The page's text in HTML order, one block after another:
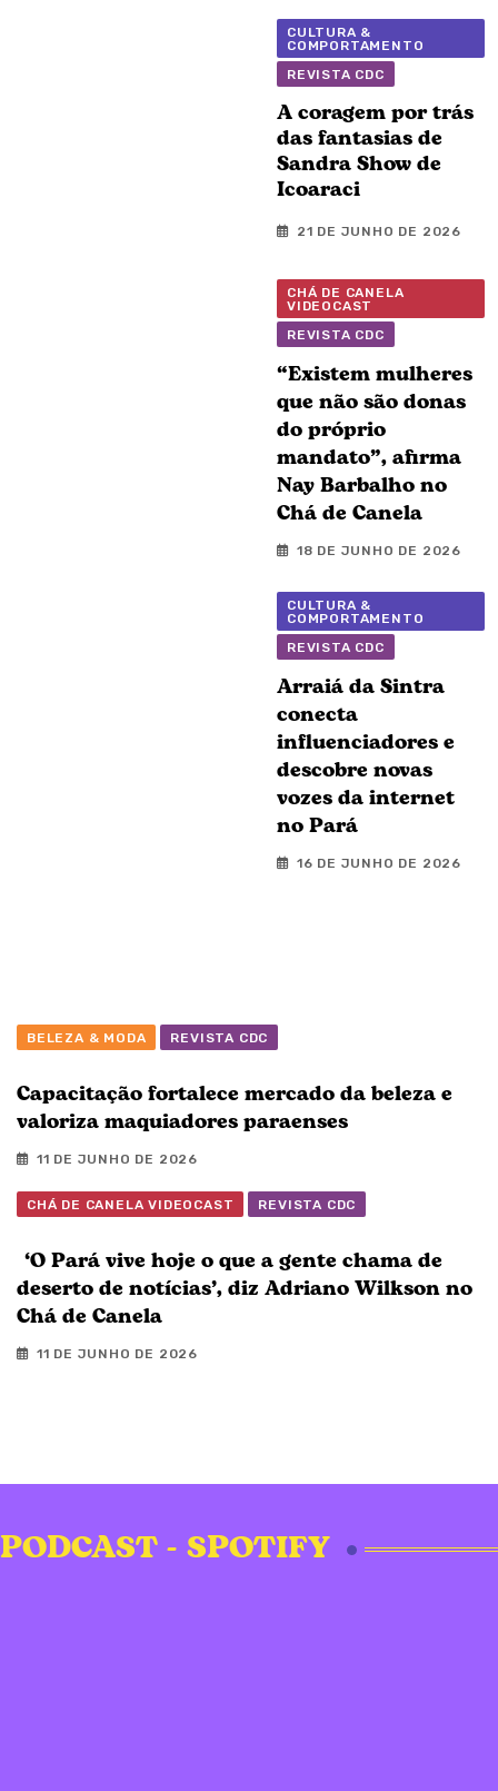
CULTURA &
COMPORTAMENTO
REVISTA CDC
A coragem por trás
das fantasias de
Sandra Show de
Icoaraci
21 DE JUNHO DE 2026
CHÁ DE CANELA
VIDEOCAST
REVISTA CDC
“Existem mulheres
que não são donas
do próprio
mandato”, afirma
Nay Barbalho no
Chá de Canela
18 DE JUNHO DE 2026
CULTURA &
COMPORTAMENTO
REVISTA CDC
Arraiá da Sintra
conecta
influenciadores e
descobre novas
vozes da internet
no Pará
16 DE JUNHO DE 2026
BELEZA & MODA REVISTA CDC
Capacitação fortalece mercado da beleza e
valoriza maquiadores paraenses
11 DE JUNHO DE 2026
CHÁ DE CANELA VIDEOCAST REVISTA CDC
‘O Pará vive hoje o que a gente chama de
deserto de notícias’, diz Adriano Wilkson no
Chá de Canela
11 DE JUNHO DE 2026
PODCAST - SPOTIFY